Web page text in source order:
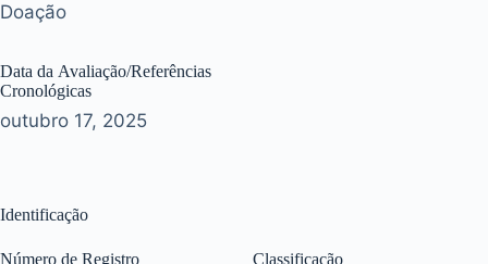
Doação
Data da Avaliação/Referências
Cronológicas
outubro 17, 2025
Identificação
Número de Registro Classificação